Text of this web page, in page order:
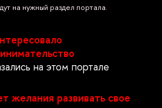
на нужный раздел портала.
на этом портале
желания развивать свое